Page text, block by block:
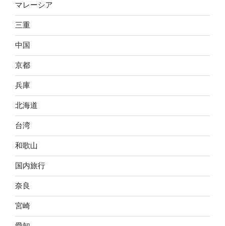
マレーシア
三重
中国
京都
兵庫
北海道
台湾
和歌山
国内旅行
奈良
宮崎